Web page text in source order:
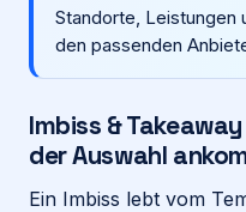
Preise
Für Firmen
Standorte, Leistungen
den passenden
Imbiss &
der Auswahl
Ein Imbiss lebt vom